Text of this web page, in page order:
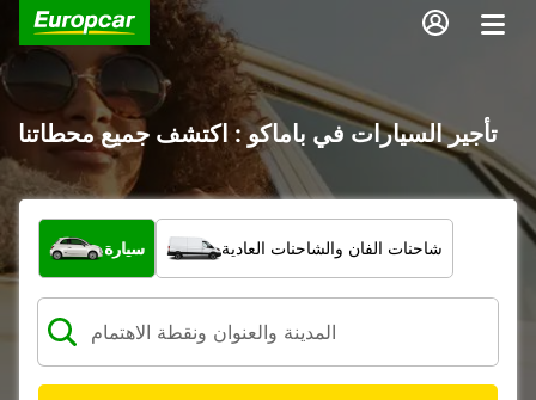
تأجير السيارات في باماكو : اكتشف جميع محطاتنا
ما نوع المركبة؟
سيارة شاحنات الفان والشاحنات العادية